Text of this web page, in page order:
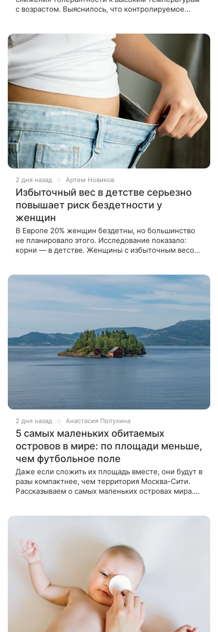
с возрастом. Выяснилось, что контролируемое
2 дня назад Артем Новиков
Избыточный вес в детстве серьезно
повышает риск бездетности у
женщин
В Европе 20% женщин бездетны, но большинство
не планировало этого. Исследование показало:
корни — в детстве. Женщины с избыточным весом
2 дня назад Анастасия Полухина
5 самых маленьких обитаемых
островов в мире: по площади меньше,
чем футбольное поле
Даже если сложить их площадь вместе, они будут в
разы компактнее, чем территория Москва-Сити.
Рассказываем о самых маленьких островах мира.